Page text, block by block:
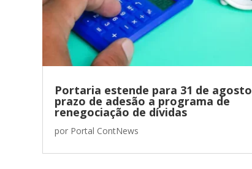
Portaria estende para 31 de agosto
prazo de adesão a programa de
renegociação de dívidas
por Portal ContNews